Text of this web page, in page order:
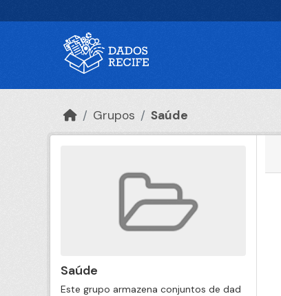
Grupos Saúde
Saúde
Este grupo armazena conjuntos de dad